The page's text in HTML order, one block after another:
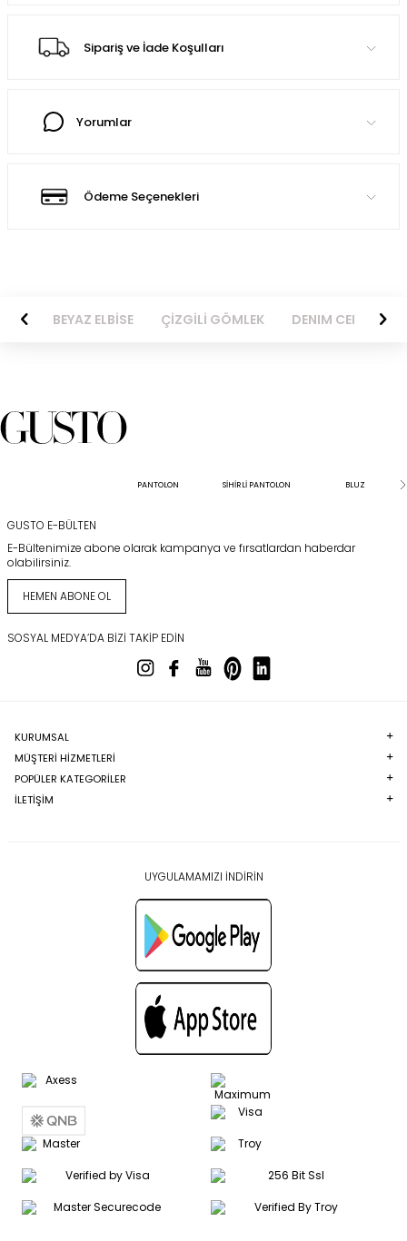
Sipariş ve İade Koşulları
Yorumlar
Ödeme Seçenekleri
BEYAZ ELBİSE ÇİZGİLİ GÖMLEK DENIM CEKET
PANTOLON SİHİRLİ PANTOLON BLUZ
GUSTO E-BÜLTEN
E-Bültenimize abone olarak kampanya ve fırsatlardan haberdar
olabilirsiniz.
HEMEN ABONE OL
SOSYAL MEDYA’DA BIZI TAKIP EDIN
KURUMSAL
MÜŞTERI HIZMETLERI
POPÜLER KATEGORILER
İLETİŞİM
UYGULAMAMIZI İNDİRİN